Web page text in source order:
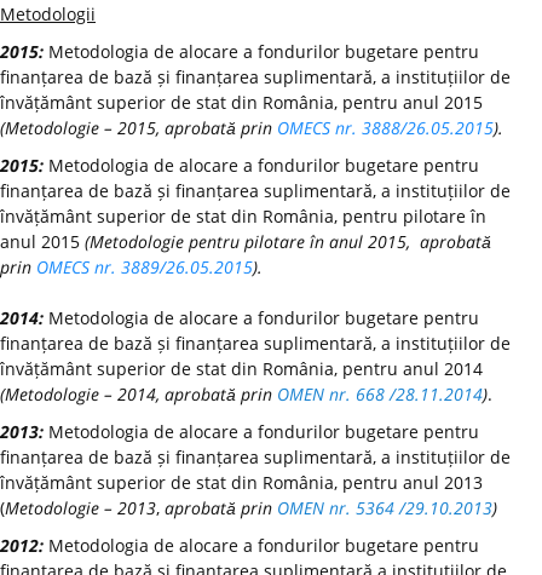
Metodologii
2015: Metodologia de alocare a fondurilor bugetare pentru
finanțarea de bază și finanțarea suplimentară, a instituțiilor de
învățământ superior de stat din România, pentru anul 2015
(Metodologie – 2015, aprobată prin OMECS nr. 3888/26.05.2015).
2015: Metodologia de alocare a fondurilor bugetare pentru
finanțarea de bază și finanțarea suplimentară, a instituțiilor de
învățământ superior de stat din România, pentru pilotare în
anul 2015 (Metodologie pentru pilotare în anul 2015, aprobată
prin OMECS nr. 3889/26.05.2015).
2014: Metodologia de alocare a fondurilor bugetare pentru
finanțarea de bază și finanțarea suplimentară, a instituțiilor de
învățământ superior de stat din România, pentru anul 2014
(Metodologie – 2014, aprobată prin OMEN nr. 668 /28.11.2014).
2013: Metodologia de alocare a fondurilor bugetare pentru
finanțarea de bază și finanțarea suplimentară, a instituțiilor de
învățământ superior de stat din România, pentru anul 2013
(Metodologie – 2013, aprobată prin OMEN nr. 5364 /29.10.2013)
2012: Metodologia de alocare a fondurilor bugetare pentru